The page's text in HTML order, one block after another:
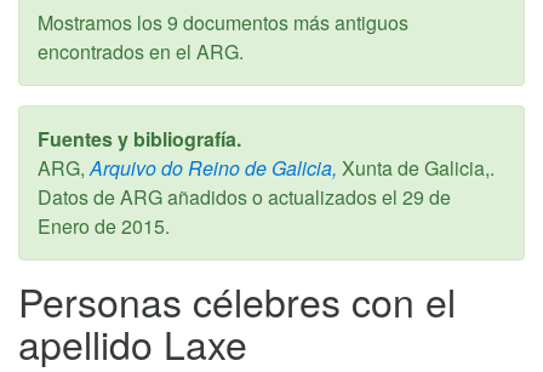
Mostramos los 9 documentos más antiguos
encontrados en el ARG.
Fuentes y bibliografía.
ARG, Arquivo do Reino de Galicia, Xunta de Galicia,.
Datos de ARG añadidos o actualizados el 29 de
Enero de 2015.
Personas célebres con el
apellido Laxe